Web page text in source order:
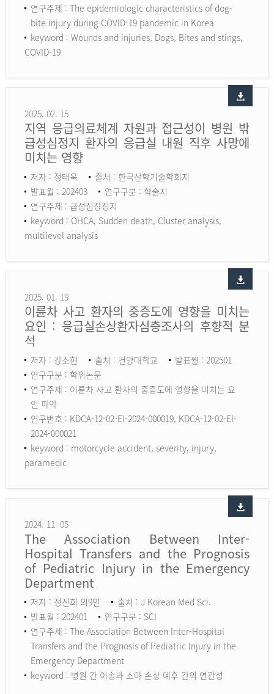
연구주제 : The epidemiologic characteristics of dog-
bite injury during COVID-19 pandemic in Korea
keyword : Wounds and injuries, Dogs, Bites and stings,
COVID-19
2025. 02. 15
지역 응급의료체계 자원과 접근성이 병원 밖
급성심정지 환자의 응급실 내원 직후 사망에
미치는 영향
저자 : 정태욱
출처 : 한국산학기술학회지
발표월 : 202403
연구구분 : 학술지
연구주제 : 급성심장정지
keyword : OHCA, Sudden death, Cluster analysis,
multilevel analysis
2025. 01. 19
이륜차 사고 환자의 중증도에 영향을 미치는
요인 : 응급실손상환자심층조사의 후향적 분
석
저자 : 강소현 출처 : 건양대학교
발표월 : 202501
연구구분 : 학위논문
연구주제 : 이륜차 사고 환자의 중증도에 영향을 미치는 요
인 파악
연구번호 : KDCA-12-02-EI-2024-000019, KDCA-12-02-EI-
2024-000021
keyword : motorcycle accident, severity, injury,
paramedic
2024. 11. 05
The Association Between Inter-
Hospital Transfers and the Prognosis
of Pediatric Injury in the Emergency
Department
저자 : 정진희 외9인
출처 : J Korean Med Sci.
발표월 : 202401
연구구분 : SCI
연구주제 : The Association Between Inter-Hospital
Transfers and the Prognosis of Pediatric Injury in the
Emergency Department
keyword : 병원 간 이송과 소아 손상 예후 간의 연관성